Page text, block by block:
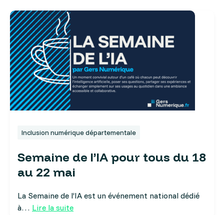
Inclusion numérique départementale
Semaine de l’IA pour tous du 18
au 22 mai
La Semaine de l’IA est un événement national dédié
à… Lire la suite